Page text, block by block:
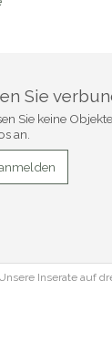
Sie
Sie keine
an.
Inserate auf